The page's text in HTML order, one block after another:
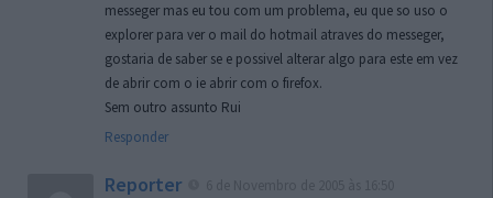
messeger mas eu tou com um problema, eu que so uso o
explorer para ver o mail do hotmail atraves do messeger,
gostaria de saber se e possivel alterar algo para este em vez
de abrir com o ie abrir com o firefox.
Sem outro assunto Rui
Responder
Reporter